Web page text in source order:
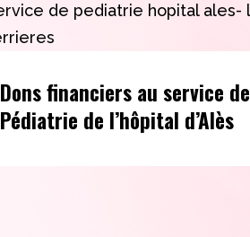
Dons financiers au service de
Pédiatrie de l’hôpital d’Alès